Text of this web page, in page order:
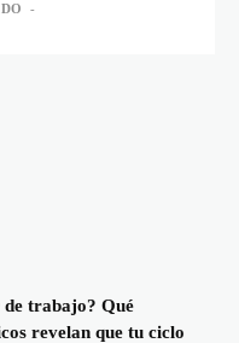
-
trabajo? Qué
revelan que tu ciclo